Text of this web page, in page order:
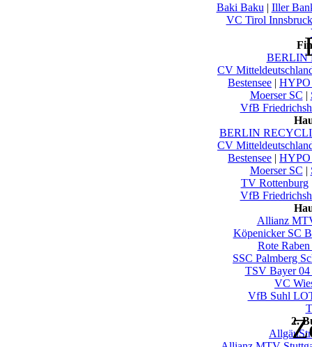
Baki Baku | Iller
VC Tirol Innsbruck
BERLIN
CV
Bestensee | HYPO
Moerser SC |
VfB
BERLIN
CV
Bestensee | HYPO
Moerser SC |
TV Rottenburg
VfB
Allianz
Köpenicker SC
Rote
SSC Palmberg
TSV Bayer 04
VC
VfB Suhl
2.